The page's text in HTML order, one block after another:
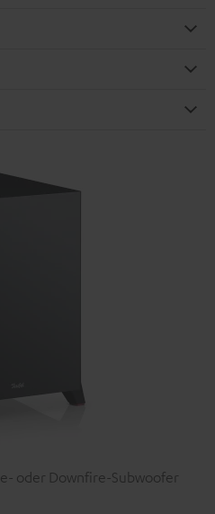
oder Downfire-Subwoofer